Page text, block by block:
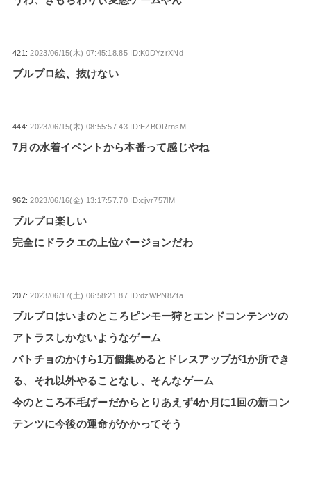
421:2023/06/15(木) 07:45:18.85 ID:K0DYzrXNd
ブルプロ絵、抜けない
444:2023/06/15(木) 08:55:57.43 ID:EZBORrnsM
7月の水着イベントから本番って感じやね
962:2023/06/16(金) 13:17:57.70 ID:cjvr757lM
ブルプロ楽しい
完全にドラクエの上位バージョンだわ
207:2023/06/17(土) 06:58:21.87 ID:dzWPN8Zta
ブルプロはいまのところピンモー狩とエンドコンテンツの
アトラスしかないようなゲーム
バトチョのかけら1万個集めるとドレスアップが1か所でき
る、それ以外やることなし、そんなゲーム
今のところ不毛げーだからとりあえず4か月に1回の新コン
テンツに今後の運命がかかってそう